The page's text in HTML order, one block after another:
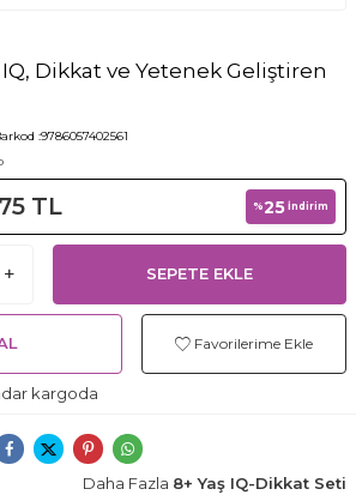
IQ, Dikkat ve Yetenek Geliştiren
:9786057402561
TL %25 İndirim
SEPETE EKLE
Favorilerime Ekle
kargoda
Daha Fazla 8+ Yaş IQ-Dikkat Seti